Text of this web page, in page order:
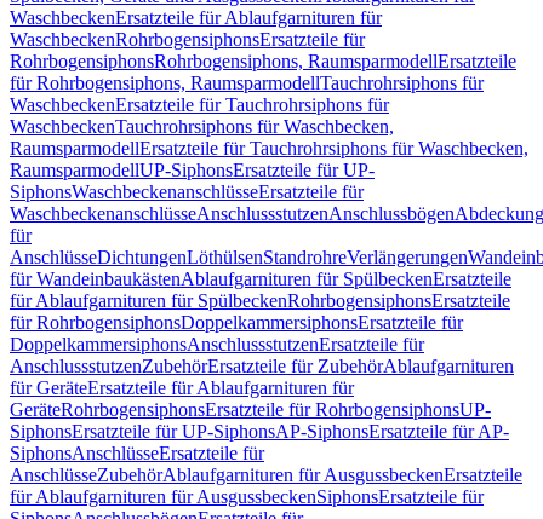
WaschbeckenErsatzteile für Ablaufgarnituren für
WaschbeckenRohrbogensiphonsErsatzteile für
RohrbogensiphonsRohrbogensiphons, RaumsparmodellErsatzteile
für Rohrbogensiphons, RaumsparmodellTauchrohrsiphons für
WaschbeckenErsatzteile für Tauchrohrsiphons für
WaschbeckenTauchrohrsiphons für Waschbecken,
RaumsparmodellErsatzteile für Tauchrohrsiphons für Waschbecken,
RaumsparmodellUP-SiphonsErsatzteile für UP-
SiphonsWaschbeckenanschlüsseErsatzteile für
WaschbeckenanschlüsseAnschlussstutzenAnschlussbögen
für
AnschlüsseDichtungenLöthülsenStandrohreVerlängerungen
für WandeinbaukästenAblaufgarnituren für SpülbeckenErsatzteile
für Ablaufgarnituren für SpülbeckenRohrbogensiphonsErsatzteile
für RohrbogensiphonsDoppelkammersiphonsErsatzteile für
DoppelkammersiphonsAnschlussstutzenErsatzteile für
AnschlussstutzenZubehörErsatzteile für ZubehörAblaufgarnituren
für GeräteErsatzteile für Ablaufgarnituren für
GeräteRohrbogensiphonsErsatzteile für RohrbogensiphonsUP-
SiphonsErsatzteile für UP-SiphonsAP-SiphonsErsatzteile für AP-
SiphonsAnschlüsseErsatzteile für
AnschlüsseZubehörAblaufgarnituren für AusgussbeckenErsatzteile
für Ablaufgarnituren für AusgussbeckenSiphonsErsatzteile für